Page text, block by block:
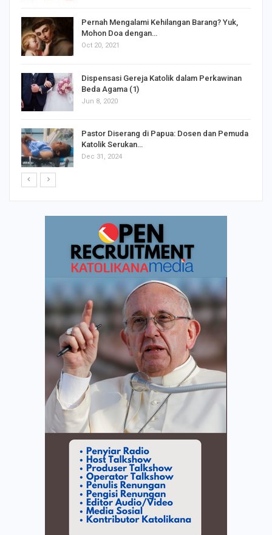
Pernah Mengalami Kehilangan Barang? Yuk,
Mohon Doa dengan…
Oct 20, 2021
Dispensasi Gereja Katolik dalam Perkawinan
Beda Agama (1)
Jun 8, 2020
Pastor Diserang di Papua: Dosen dan Pemuda
Katolik Serukan…
Dec 31, 2024